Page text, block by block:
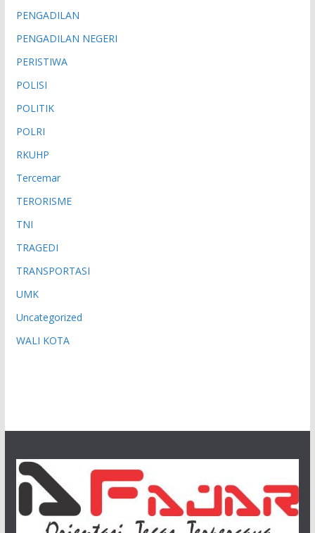
PENGADILAN
PENGADILAN NEGERI
PERISTIWA
POLISI
POLITIK
POLRI
RKUHP
Tercemar
TERORISME
TNI
TRAGEDI
TRANSPORTASI
UMK
Uncategorized
WALI KOTA